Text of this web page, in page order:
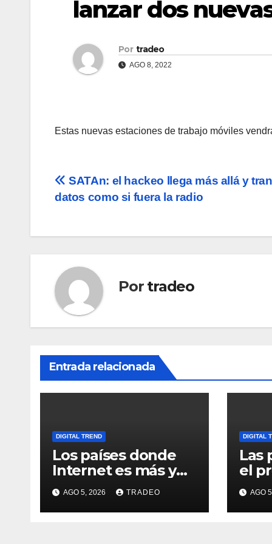
lanzar dos
Por tradeo
AGO 8, 2022
Estas nuevas estaciones de trabajo móviles
Navegación
entradas
SATAn: el hackeo llega más allá y
datos como si fuera la radio
Por tradeo
Entrada relacionada
DIGITAL TREND
Los países donde
Internet es más y
menos asequible
AGO 5, 2026 TRADEO
DIGITAL
Las
el
AGO